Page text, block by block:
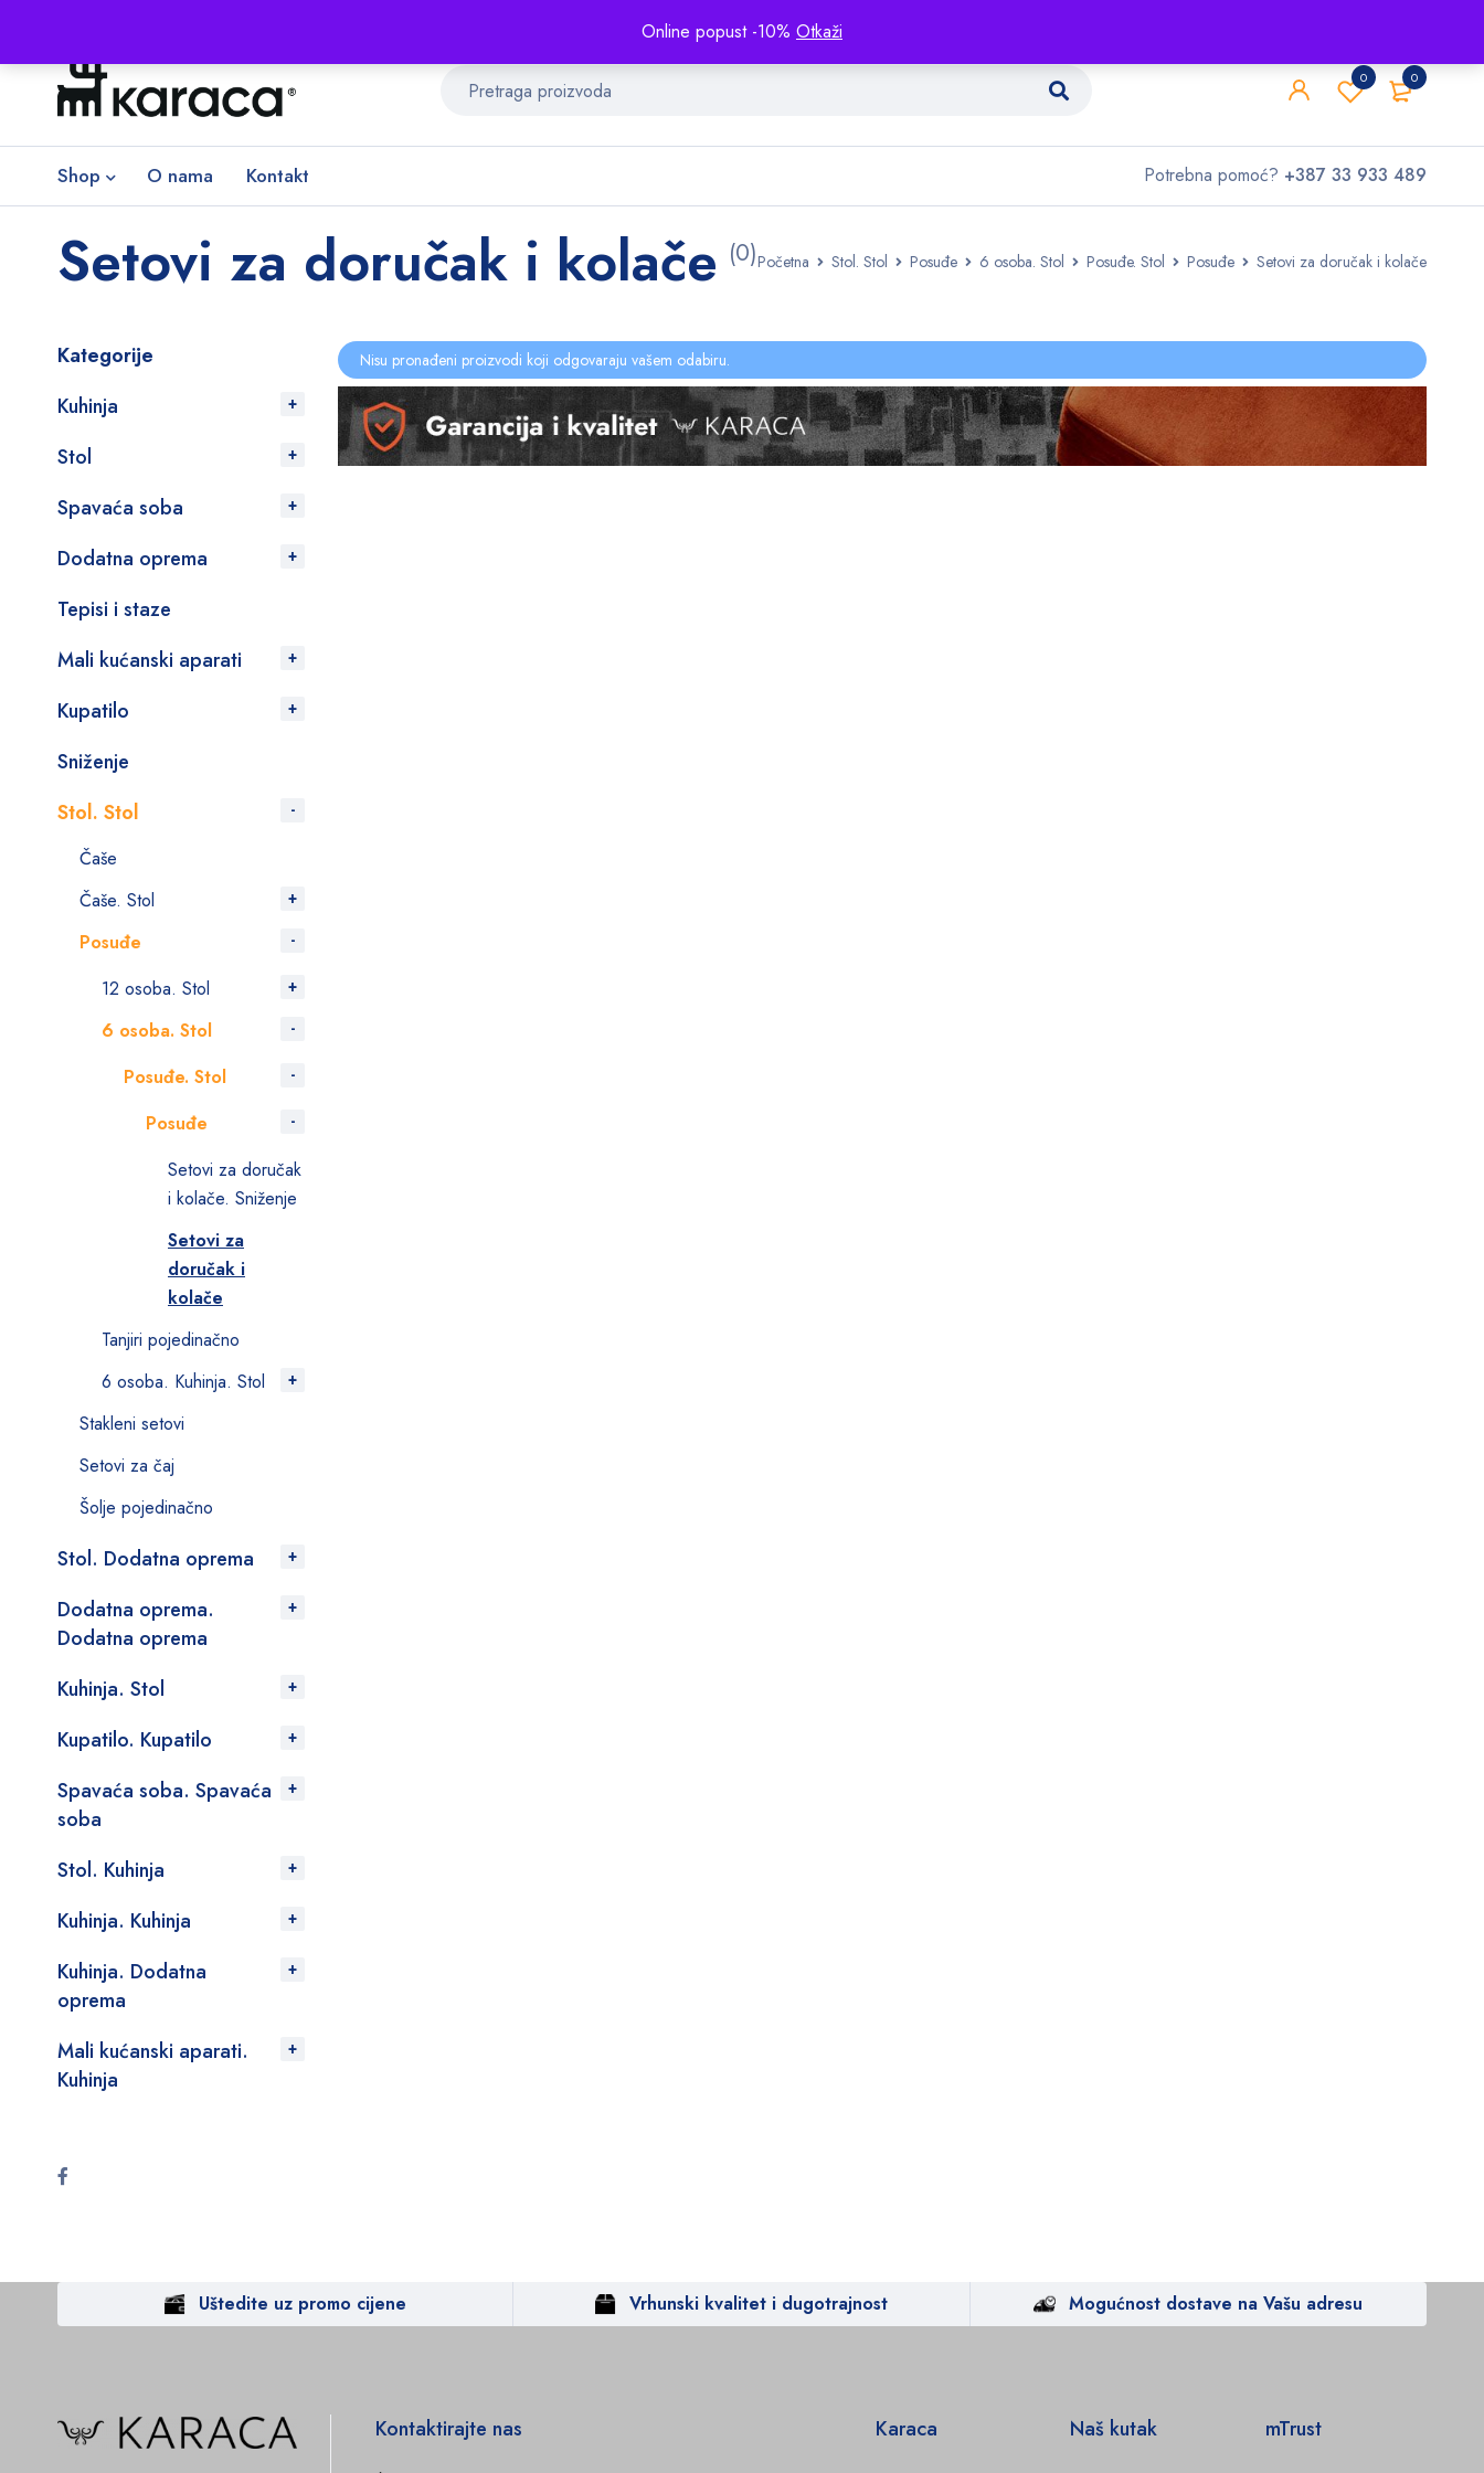
Online popust -10% Otkaži
0
0
Shop O nama Kontakt Potrebna pomoć? +387 33 933 489
Početna Stol. Stol Posuđe 6 osoba. Stol Posuđe. Stol Posuđe Setovi za doručak i kolače
Setovi za doručak i kolače (0)
Kategorije
Kuhinja
Stol
Spavaća soba
Dodatna oprema
Tepisi i staze
Mali kućanski aparati
Kupatilo
Sniženje
Stol. Stol
Čaše
Čaše. Stol
Posuđe
12 osoba. Stol
6 osoba. Stol
Posuđe. Stol
Posuđe
Setovi za doručak
i kolače. Sniženje
Setovi za
doručak i
kolače
Tanjiri pojedinačno
6 osoba. Kuhinja. Stol
Stakleni setovi
Setovi za čaj
Šolje pojedinačno
Stol. Dodatna oprema
Dodatna oprema.
Dodatna oprema
Kuhinja. Stol
Kupatilo. Kupatilo
Spavaća soba. Spavaća
soba
Stol. Kuhinja
Kuhinja. Kuhinja
Kuhinja. Dodatna
oprema
Mali kućanski aparati.
Kuhinja
Nisu pronađeni proizvodi koji odgovaraju vašem odabiru.
Uštedite uz promo cijene Vrhunski kvalitet i dugotrajnost Mogućnost dostave na Vašu adresu
Kontaktirajte nas Karaca Naš kutak mTrust